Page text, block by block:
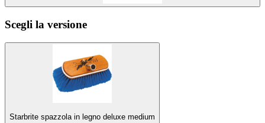
Scegli la versione
Starbrite spazzola in legno deluxe medium